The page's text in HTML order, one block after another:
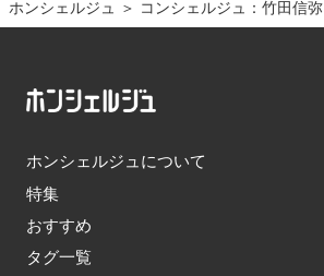
ホンシェルジュ ＞ コンシェルジュ：竹田信弥
ホンシェルジュについて
特集
おすすめ
タグ一覧